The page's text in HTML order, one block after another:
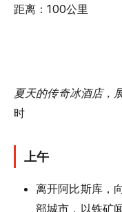
距离：100公里
夏天的传奇冰酒店，
时
上午
离开阿比斯库，
部城市，以铁矿